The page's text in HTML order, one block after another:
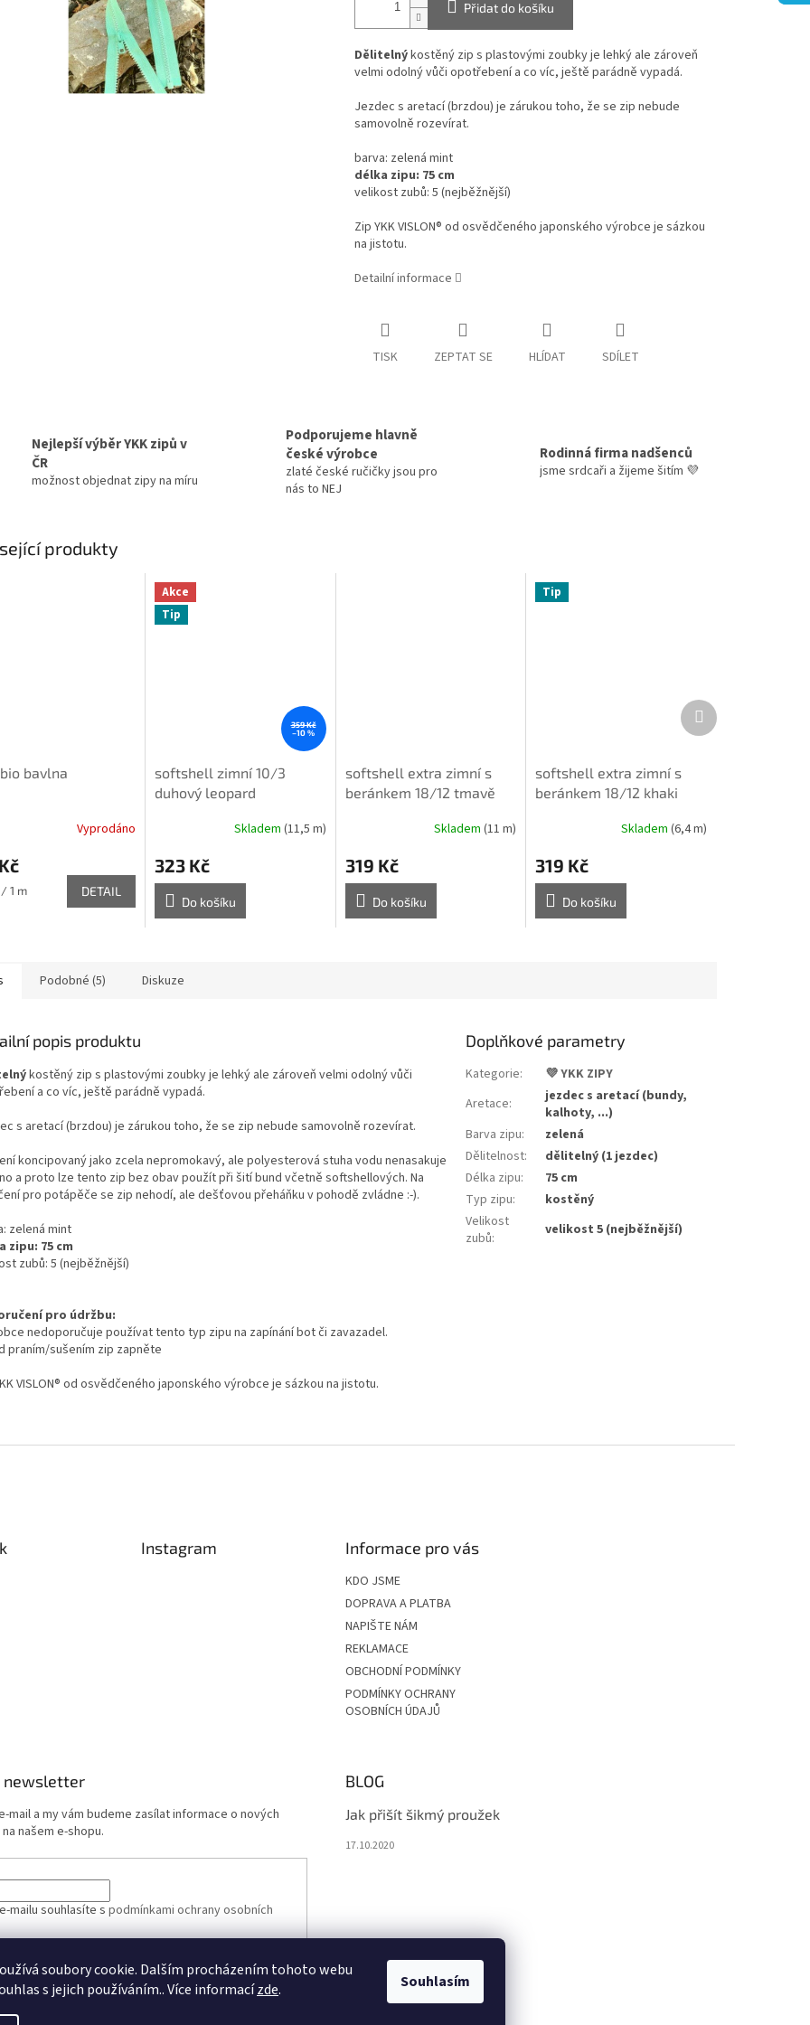
soubory cookie. Dalším procházením tohoto webu
s jejich používáním.. Více informacízde. Souhlasím
Přidat do košíku
Dělitelnýkostěný zip s plastovými zoubky je lehký ale zároveň
velmi odolný vůči opotřebení a co víc, ještě parádně vypadá.
Jezdec s aretací (brzdou) je zárukou toho, že se zip nebude
samovolně rozevírat.
barva: zelená mint
délka zipu: 75 cm
velikost zubů: 5 (nejběžnější)
Zip YKK VISLON® od osvědčeného japonského výrobce je sázkou
na jistotu.
Detailní informace
TISK ZEPTAT SE HLÍDAT SDÍLET
Nejlepší výběr YKK zipů v
ČR
možnost objednat zipy na míru
Podporujeme hlavně
české výrobce
zlaté české ručičky jsou pro
nás to NEJ
Rodinná firma nadšenců
jsme srdcaři a žijeme šitím 💜
produkty
bavlna
Vyprodáno
1 m DETAIL
Akce
Tip
359 Kč
–10 %
softshell zimní 10/3
duhový leopard
Skladem (11,5 m)
323 Kč
Do košíku
softshell extra zimní s
beránkem 18/12 tmavě
Skladem(11 m)
319 Kč
Do košíku
Tip
softshell extra zimní s
beránkem 18/12 khaki
Skladem (6,4 m)
319 Kč
Do košíku
Další
produkt
Podobné (5) Diskuze
popis produktu
kostěný zip s plastovými zoubky je lehký ale zároveň velmi odolný vůči
a co víc, ještě parádně vypadá.
s aretací (brzdou) je zárukou toho, že se zip nebude samovolně rozevírat.
koncipovaný jako zcela nepromokavý, ale polyesterová stuha vodu nenasakuje
a proto lze tento zip bez obav použít při šití bund včetně softshellových. Na
pro potápěče se zip nehodí, ale dešťovou přeháňku v pohodě zvládne :-).
zelená mint
zipu: 75 cm
zubů: 5 (nejběžnější)
pro údržbu:
nedoporučuje používat tento typ zipu na zapínání bot či zavazadel.
praním/sušením zip zapněte
VISLON® od osvědčeného japonského výrobce je sázkou na jistotu.
Doplňkové parametry
Kategorie:
💜 YKK ZIPY
Aretace:
jezdec s aretací (bundy,
kalhoty, ...)
Barva zipu:
zelená
Dělitelnost:
dělitelný (1 jezdec)
Délka zipu:
75 cm
Typ zipu:
kostěný
Velikost
zubů: velikost 5 (nejběžnější)
Instagram Informace pro vás
KDO JSME
DOPRAVA A PLATBA
NAPIŠTE NÁM
REKLAMACE
OBCHODNÍ PODMÍNKY
PODMÍNKY OCHRANY
OSOBNÍCH ÚDAJŮ
newsletter
mail a my vám budeme zasílat informace o nových
našem e-shopu.
mailu souhlasíte s podmínkami ochrany osobních
SE
BLOG
Jak přišít šikmý proužek
17.10.2020